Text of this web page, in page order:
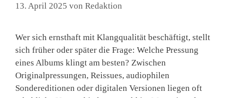
13. April 2025 von Redaktion
Wer sich ernsthaft mit Klangqualität beschäftigt, stellt
sich früher oder später die Frage: Welche Pressung
eines Albums klingt am besten? Zwischen
Originalpressungen, Reissues, audiophilen
Sondereditionen oder digitalen Versionen liegen oft